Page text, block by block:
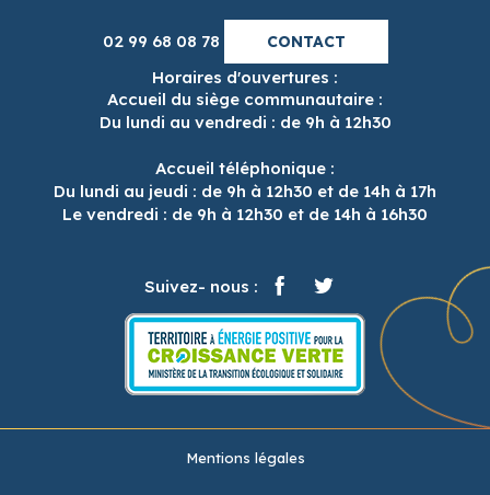
02 99 68 08 78 CONTACT
Horaires d'ouvertures :
Accueil du siège communautaire :
Du lundi au vendredi : de 9h à 12h30
Accueil téléphonique :
Du lundi au jeudi : de 9h à 12h30 et de 14h à 17h
Le vendredi : de 9h à 12h30 et de 14h à 16h30
Suivez- nous :
Mentions légales